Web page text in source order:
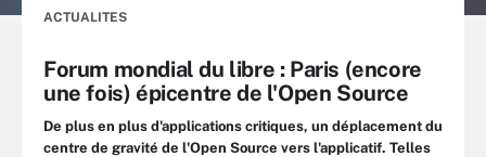
ACTUALITES
Forum mondial du libre : Paris (encore
une fois) épicentre de l'Open Source
De plus en plus d'applications critiques, un déplacement du
centre de gravité de l'Open Source vers l'applicatif. Telles